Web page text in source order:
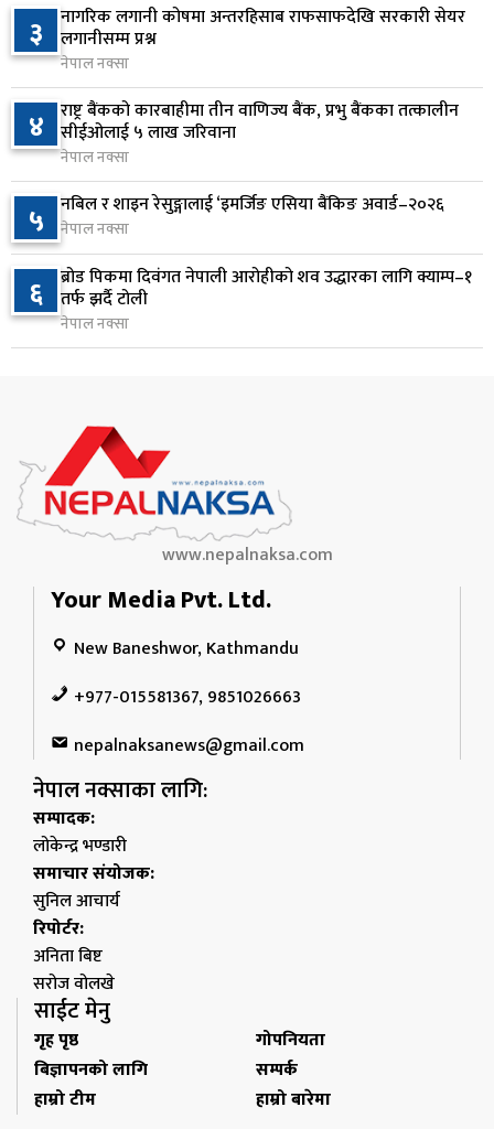
१ दिन अघि
८
वीरगञ्जमा ट्यांकरको सिल खोलेर तेल निकाल्ने सात जना
रंगेहात पक्राउ
१ दिन अघि
९
जन्मसिद्ध नागरिकता कडा बनाउने ट्रम्पको नयाँ प्रयास, दुई
कार्यकारी आदेश जारी
१० राप्रपाको निर्णय: बागमती प्रदेश सरकारमा सहभागी नहुने
१ दिन अघि
३ नागरिक लगानी कोषमा अन्तरहिसाब राफसाफदेखि सरकारी सेयर
लगानीसम्म प्रश्न
नेपाल नक्सा
४ राष्ट्र बैंकको कारबाहीमा तीन वाणिज्य बैंक, प्रभु बैंकका तत्कालीन
सीईओलाई ५ लाख जरिवाना
नेपाल नक्सा
५ नबिल र शाइन रेसुङ्गालाई ‘इमर्जिङ एसिया बैंकिङ अवार्ड–२०२६
नेपाल नक्सा
६ ब्रोड पिकमा दिवंगत नेपाली आरोहीको शव उद्धारका लागि क्याम्प–१
तर्फ झर्दै टोली
नेपाल नक्सा
www.nepalnaksa.com
Your Media Pvt. Ltd.
New Baneshwor, Kathmandu
+977-015581367, 9851026663
nepalnaksanews@gmail.com
नेपाल नक्साका लागि:
सम्पादक:
लोकेन्द्र भण्डारी
समाचार संयोजक:
सुनिल आचार्य
रिपोर्टर:
अनिता बिष्ट
सरोज वोलखे
साईट मेनु
गृह पृष्ठ
गोपनियता
बिज्ञापनको लागि
सम्पर्क
हाम्रो टीम
हाम्रो बारेमा